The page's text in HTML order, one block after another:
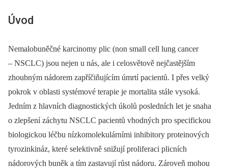
Úvod
Nemalobuněčné karcinomy plic (non small cell lung cancer
–⁠ NSCLC) jsou nejen u nás, ale i celosvětově nejčastějším
zhoubným nádorem zapříčiňujícím úmrtí pacientů. I přes velký
pokrok v oblasti systémové terapie je mortalita stále vysoká.
Jedním z hlavních diagnostických úkolů posledních let je snaha
o zlepšení záchytu NSCLC pacientů vhodných pro specifickou
biologickou léčbu nízkomolekulárními inhibitory proteinových
tyrozinkináz, které selektivně snižují proliferaci plicních
nádorových buněk a tím zastavují růst nádoru. Zároveň mohou